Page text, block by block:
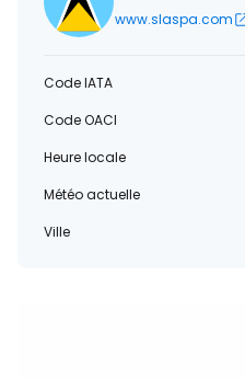
www.slaspa.com
Code IATA
Code OACI
Heure locale
Météo actuelle
Ville